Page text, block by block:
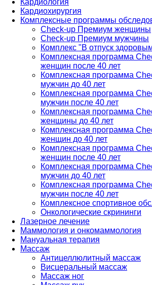
Кардиология
Кардиохирургия
Комплексные программы
Check-up Премиум женщины
Check-up Премиум мужчины
Комплекс "В отпуск
Комплексная программа
женщин после 40 лет
Комплексная программа
мужчин до 40 лет
Комплексная программа
мужчин после 40 лет
Комплексная программа
женщины до 40 лет
Комплексная программа
женщин до 40 лет
Комплексная программа
женщин после 40 лет
Комплексная программа
мужчин до 40 лет
Комплексная программа
мужчин после 40 лет
Комплексное спортивное
Онкологические скрининги
Лазерное лечение
Маммология и онкомаммология
Мануальная терапия
Массаж
Антицеллюлитный массаж
Висцеральный массаж
Массаж ног